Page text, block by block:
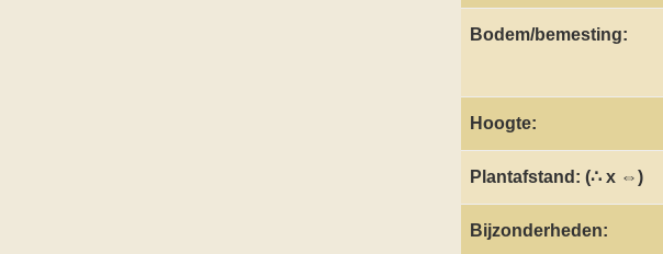
Bodem/bemesting:
Hoogte:
Plantafstand: (∴ x ⇔)
Bijzonderheden: